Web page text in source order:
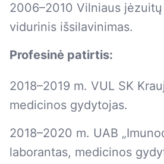
2006–2010 Vilniaus
vidurinis išsilavinimas.
Profesinė patirtis:
2018–2019 m. VUL SK
medicinos gydytojas.
2018–2020 m. UAB
laborantas, medicinos